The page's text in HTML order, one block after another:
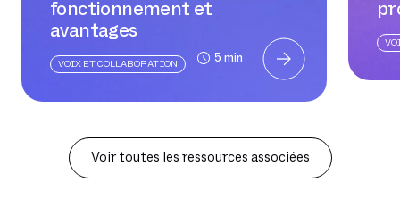
fonctionnement et
avantages
VOIX ET COLLABORATION 5 min
Voir toutes les ressources associées